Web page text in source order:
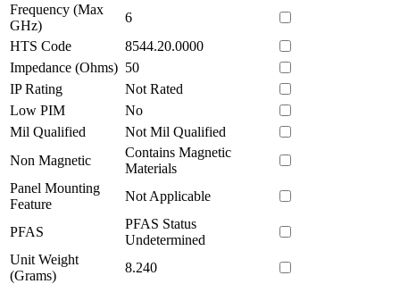
Frequency (Max
GHz)
6
HTS Code
8544.20.0000
Impedance (Ohms) 50
IP Rating
Not Rated
Low PIM
No
Mil Qualified
Not Mil Qualified
Non Magnetic
Contains Magnetic
Materials
Panel Mounting
Feature
Not Applicable
PFAS
PFAS Status
Undetermined
Unit Weight
(Grams)
8.240